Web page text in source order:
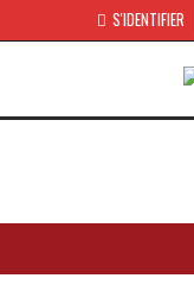
S'IDENTIFIER